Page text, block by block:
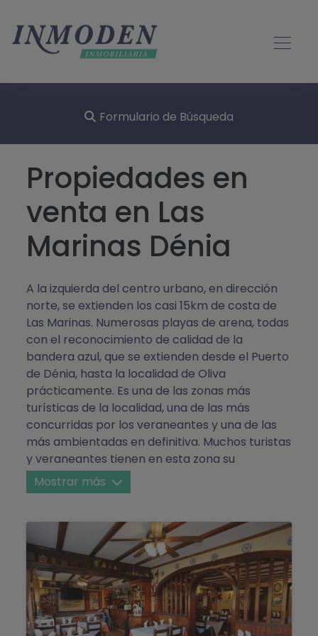
Formulario de Búsqueda
Propiedades en
venta en Las
Marinas Dénia
A la izquierda del centro urbano, en dirección
norte, se extienden los casi 15km de costa de
Las Marinas. Numerosas playas de arena, todas
con el reconocimiento de calidad de la
bandera azul, que se extienden desde el Puerto
de Dénia, hasta la localidad de Oliva
prácticamente. Es una de las zonas más
turísticas de la localidad, una de las más
concurridas por los veraneantes y una de las
más ambientadas en definitiva. Muchos turistas
y veraneantes tienen en esta zona su
residencia de vacaciones, pues hay muchas
urbanizaciones, apartamentos y zonas
propicia la distancia, siguen quedando a cinco
minutos en coche del centro urbano de la
ciudad. Existen numerosas zonas recreativas y
empresas de entretenimiento náutico. Desde
la playa del Raset (primera playa), hasta Les
Deveses (la última), encontrarás infinidad de
restaurantes y bares donde poder tomar algo
Mostrar más